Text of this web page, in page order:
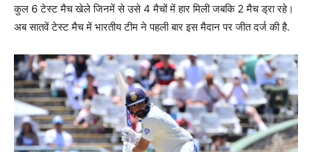
कुल 6 टेस्ट मैच खेले जिनमें से उसे 4 मैचों में हार मिली जबकि 2 मैच ड्रा रहे।
अब सातवें टेस्ट मैच में भारतीय टीम ने पहली बार इस मैदान पर जीत दर्ज की है.